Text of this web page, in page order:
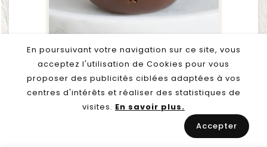
Brûle Parfum - Pudding De Noel
Prix
En poursuivant votre navigation sur ce site, vous
acceptez l'utilisation de Cookies pour vous
proposer des publicités ciblées adaptées à vos
centres d'intérêts et réaliser des statistiques de
visites. En savoir plus.
Accepter